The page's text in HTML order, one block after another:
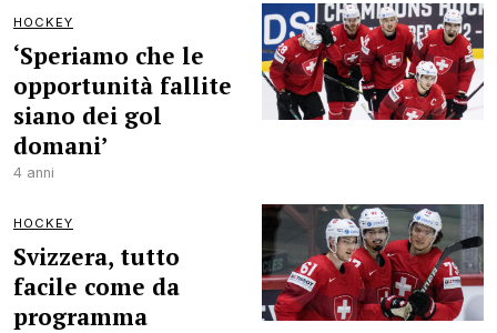
HOCKEY
‘Speriamo che le
opportunità fallite
siano dei gol
domani’
4 anni
HOCKEY
Svizzera, tutto
facile come da
programma